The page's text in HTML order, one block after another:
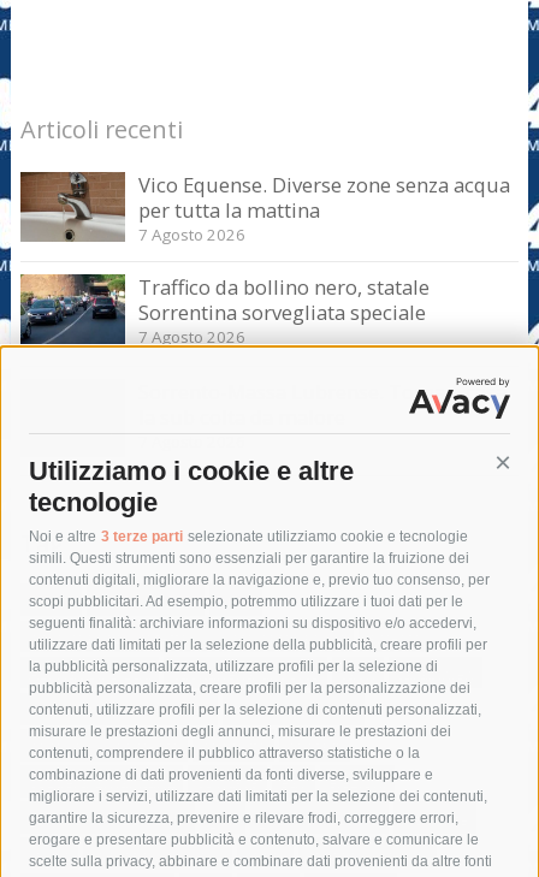
Utilizziamo i cookie e altre
tecnologie
Noi e altre 3 terze parti selezionate utilizziamo cookie e tecnologie
simili. Questi strumenti sono essenziali per garantire la fruizione dei
contenuti digitali, migliorare la navigazione e, previo tuo consenso, per
scopi pubblicitari. Ad esempio, potremmo utilizzare i tuoi dati per le
seguenti finalità: archiviare informazioni su dispositivo e/o accedervi,
utilizzare dati limitati per la selezione della pubblicità, creare profili per
la pubblicità personalizzata, utilizzare profili per la selezione di
pubblicità personalizzata, creare profili per la personalizzazione dei
contenuti, utilizzare profili per la selezione di contenuti personalizzati,
misurare le prestazioni degli annunci, misurare le prestazioni dei
contenuti, comprendere il pubblico attraverso statistiche o la
combinazione di dati provenienti da fonti diverse, sviluppare e
migliorare i servizi, utilizzare dati limitati per la selezione dei contenuti,
garantire la sicurezza, prevenire e rilevare frodi, correggere errori,
erogare e presentare pubblicità e contenuto, salvare e comunicare le
scelte sulla privacy, abbinare e combinare dati provenienti da altre fonti
Articoli recenti
Vico Equense. Diverse zone senza acqua
per tutta la mattina
7 Agosto 2026
Traffico da bollino nero, statale
Sorrentina sorvegliata speciale
7 Agosto 2026
Sorrento-Massa Lubrense. Torna a casa
7 Agosto 2026
Tag
acqua allerta meteo
anas
area marina protetta di punta campanella
arresto
Asl Napoli 3 sud
capitaneria di porto capri
carabinieri
castellammare di stabia
circumvesuviana
comune di sorrento
concerto
contagi
costiera amalfitana
covid-19 eav
elezioni
fondazione sorrento
gori guardia costiera
incidente
lavori
lorenzo balducelli mare massa lubrense